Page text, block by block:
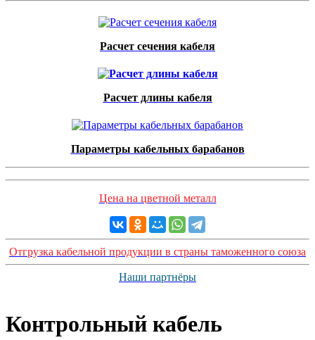
Расчет сечения кабеля
Расчет длины кабеля
Параметры кабельных барабанов
Цена на цветной металл
Отгрузка кабельной продукции в страны таможенного союза
Наши партнёры
Контрольный кабель